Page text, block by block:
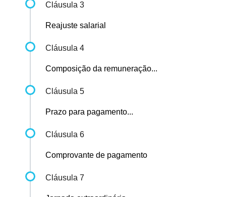
Cláusula 3
Reajuste salarial
Cláusula 4
Composição da remuneração...
Cláusula 5
Prazo para pagamento...
Cláusula 6
Comprovante de pagamento
Cláusula 7